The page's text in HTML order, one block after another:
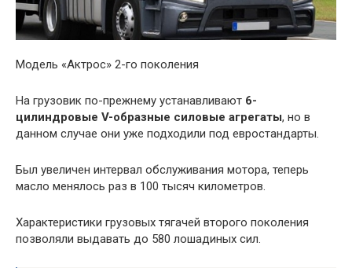
Модель «Актрос» 2-го поколения
На грузовик по-прежнему устанавливают 6-
цилиндровые V-образные силовые агрегаты, но в
данном случае они уже подходили под евростандарты.
Был увеличен интервал обслуживания мотора, теперь
масло менялось раз в 100 тысяч километров.
Характеристики грузовых тягачей второго поколения
позволяли выдавать до 580 лошадиных сил.